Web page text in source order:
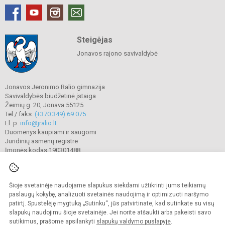
Šioje svetainėje naudojame slapukus siekdami užtikrinti jums teikiamų
paslaugų kokybę, analizuoti svetainės naudojimą ir optimizuoti naršymo
patirtį. Spustelėję mygtuką „Sutinku“, jūs patvirtinate, kad sutinkate su visų
slapukų naudojimu šioje svetainėje. Jei norite atšaukti arba pakeisti savo
sutikimus, prašome apsilankyti slapukų valdymo puslapyje.
Steigėjas
Jonavos rajono savivaldybė
Jonavos Jeronimo Ralio gimnazija
Savivaldybės biudžetinė įstaiga
Žeimių g. 20, Jonava 55125
Tel./ faks. (+370 349) 69 075
El. p. info@jralio.lt
Duomenys kaupiami ir saugomi
Juridinių asmenų registre
Įmonės kodas 190301488
© 2023. Jonavos Jeronimo Ralio gimnazija. Visos teisės saugomos.
Kopijuoti turinį be raštiško gimnazijos sutikimo griežtai draudžiama.
Prieinamumo paraiška Slapukų valdymas
Sumanus būdas atnaujinti